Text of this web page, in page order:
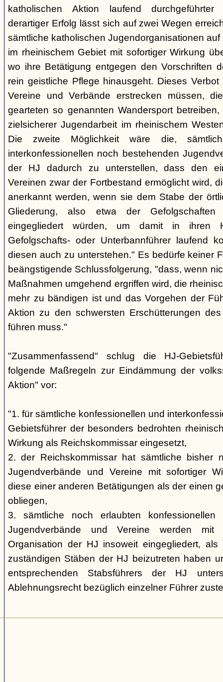
katholischen Aktion laufend durchgeführter
derartiger Erfolg lässt sich auf zwei Wegen
sämtliche katholischen Jugendorganisationen
im rheinischem Gebiet mit sofortiger Wirkung
wo ihre Betätigung entgegen den Vorschriften
rein geistliche Pflege hinausgeht. Dieses
Vereine und Verbände erstrecken müssen,
gearteten so genannten Wandersport
zielsicherer Jugendarbeit im rheinischem
Die zweite Möglichkeit wäre die,
interkonfessionellen noch bestehenden
der HJ dadurch zu unterstellen, dass den
Vereinen zwar der Fortbestand ermöglicht wird,
anerkannt werden, wenn sie dem Stabe der
Gliederung, also etwa der
eingegliedert würden, um damit in ihren
Gefolgschafts- oder Unterbannführer laufend
diesen auch zu unterstehen." Es bedürfe keiner
beängstigende Schlussfolgerung, "dass, wenn
Maßnahmen umgehend ergriffen wird, die
mehr zu bändigen ist und das Vorgehen der
Aktion zu den schwersten Erschütterungen
führen muss."
"Zusammenfassend" schlug die HJ-
folgende Maßregeln zur Eindämmung der
Aktion" vor:
"1. für sämtliche konfessionellen und
Gebietsführer der besonders bedrohten
Wirkung als Reichskommissar eingesetzt,
2. der Reichskommissar hat sämtliche bisher
Jugendverbände und Vereine mit sofortiger
diese einer anderen Betätigungen als der einen
obliegen,
3. sämtliche noch erlaubten konfessionellen
Jugendverbände und Vereine werden mit
Organisation der HJ insoweit eingegliedert,
zuständigen Stäben der HJ beizutreten haben
entsprechenden Stabsführers der HJ
Ablehnungsrecht bezüglich einzelner Führer